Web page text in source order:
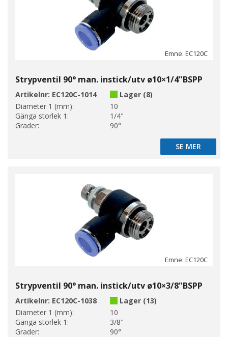
Emne: EC120C
Strypventil 90° man. instick/utv ø10×1/4"BSPP
Artikelnr: EC120C-1014
Lager (8)
Diameter 1 (mm):
10
Gänga storlek 1:
1/4"
Grader:
90°
SE MER
SE MER
Emne: EC120C
Strypventil 90° man. instick/utv ø10×3/8"BSPP
Artikelnr: EC120C-1038
Lager (13)
Diameter 1 (mm):
10
Gänga storlek 1:
3/8"
Grader:
90°